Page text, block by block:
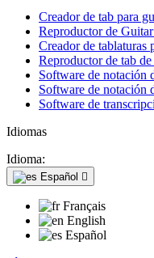
Creador de tab para
Reproductor de
Creador de tablaturas
Reproductor de tab
Software de notación
Software de notación
Software de
Idiomas
Idioma:
Español 
Français
English
Español